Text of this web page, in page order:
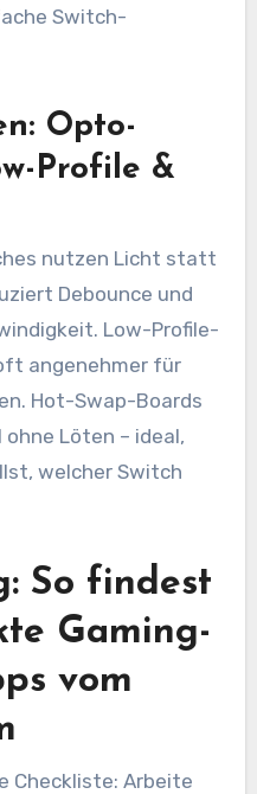
Switch-
Opto-
Profile &
nutzen Licht statt
Debounce und
Low-Profile-
angenehmer für
Hot-Swap-Boards
Löten – ideal,
welcher Switch
So findest
Gaming-
vom
Checkliste: Arbeite